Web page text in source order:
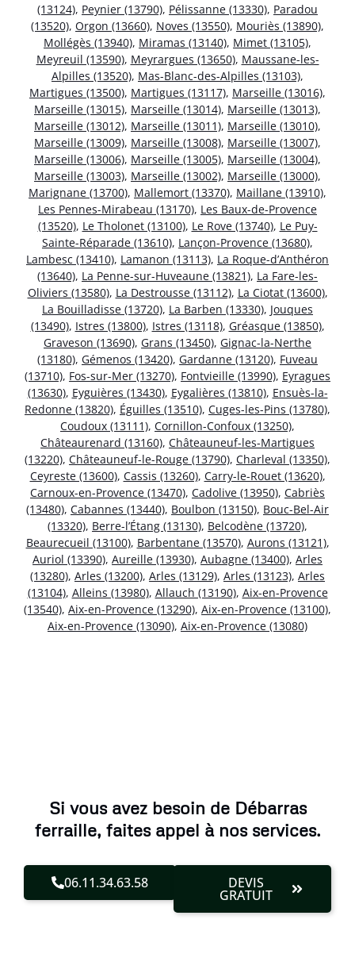
(13124), Peynier (13790), Pélissanne (13330), Paradou
(13520), Orgon (13660), Noves (13550), Mouriès (13890),
Mollégès (13940), Miramas (13140), Mimet (13105),
Meyreuil (13590), Meyrargues (13650), Maussane-les-
Alpilles (13520), Mas-Blanc-des-Alpilles (13103),
Martigues (13500), Martigues (13117), Marseille (13016),
Marseille (13015), Marseille (13014), Marseille (13013),
Marseille (13012), Marseille (13011), Marseille (13010),
Marseille (13009), Marseille (13008), Marseille (13007),
Marseille (13006), Marseille (13005), Marseille (13004),
Marseille (13003), Marseille (13002), Marseille (13000),
Marignane (13700), Mallemort (13370), Maillane (13910),
Les Pennes-Mirabeau (13170), Les Baux-de-Provence
(13520), Le Tholonet (13100), Le Rove (13740), Le Puy-
Sainte-Réparade (13610), Lançon-Provence (13680),
Lambesc (13410), Lamanon (13113), La Roque-d’Anthéron
(13640), La Penne-sur-Huveaune (13821), La Fare-les-
Oliviers (13580), La Destrousse (13112), La Ciotat (13600),
La Bouilladisse (13720), La Barben (13330), Jouques
(13490), Istres (13800), Istres (13118), Gréasque (13850),
Graveson (13690), Grans (13450), Gignac-la-Nerthe
(13180), Gémenos (13420), Gardanne (13120), Fuveau
(13710), Fos-sur-Mer (13270), Fontvieille (13990), Eyragues
(13630), Eyguières (13430), Eygalières (13810), Ensuès-la-
Redonne (13820), Éguilles (13510), Cuges-les-Pins (13780),
Coudoux (13111), Cornillon-Confoux (13250),
Châteaurenard (13160), Châteauneuf-les-Martigues
(13220), Châteauneuf-le-Rouge (13790), Charleval (13350),
Ceyreste (13600), Cassis (13260), Carry-le-Rouet (13620),
Carnoux-en-Provence (13470), Cadolive (13950), Cabriès
(13480), Cabannes (13440), Boulbon (13150), Bouc-Bel-Air
(13320), Berre-l’Étang (13130), Belcodène (13720),
Beaurecueil (13100), Barbentane (13570), Aurons (13121),
Auriol (13390), Aureille (13930), Aubagne (13400), Arles
(13280), Arles (13200), Arles (13129), Arles (13123), Arles
(13104), Alleins (13980), Allauch (13190), Aix-en-Provence
(13540), Aix-en-Provence (13290), Aix-en-Provence (13100),
Aix-en-Provence (13090), Aix-en-Provence (13080)
Si vous avez besoin de Débarras
ferraille, faites appel à nos services.
06.11.34.63.58 DEVIS
GRATUIT